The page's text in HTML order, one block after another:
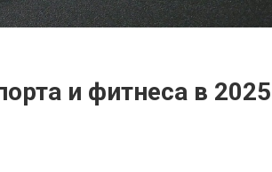
и фитнеса в 2025